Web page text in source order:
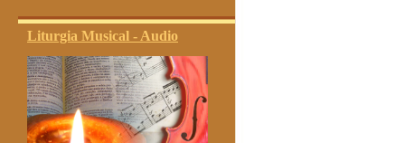
Liturgia Musical - Audio